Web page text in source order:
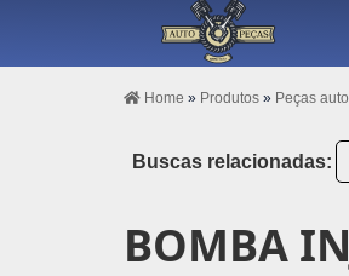
Home » Produtos » Peças
Buscas relacionadas:
BOMBA